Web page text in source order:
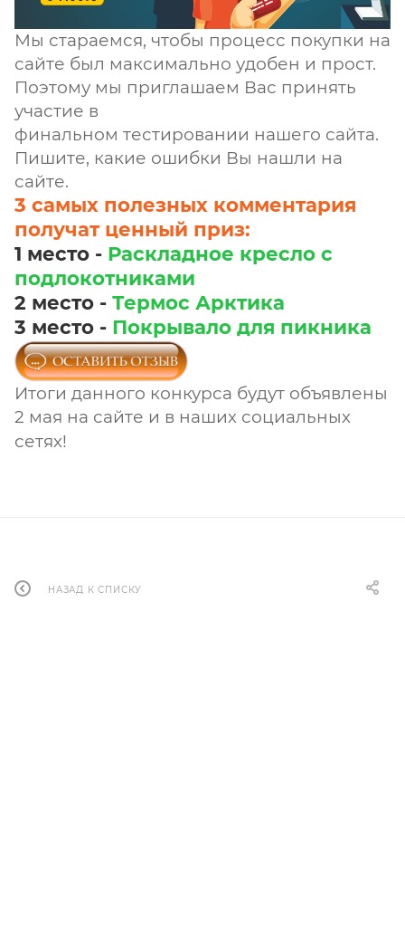
Мы стараемся, чтобы процесс покупки на
сайте был максимально удобен и прост.
Поэтому мы приглашаем Вас принять
участие в
финальном тестировании нашего сайта.
Пишите, какие ошибки Вы нашли на
сайте.
3 самых полезных комментария
получат ценный приз:
1 место - Раскладное кресло с
подлокотниками
2 место - Термос Арктика
3 место - Покрывало для пикника
Итоги данного конкурса будут объявлены
2 мая на сайте и в наших социальных
сетях!
НАЗАД К СПИСКУ